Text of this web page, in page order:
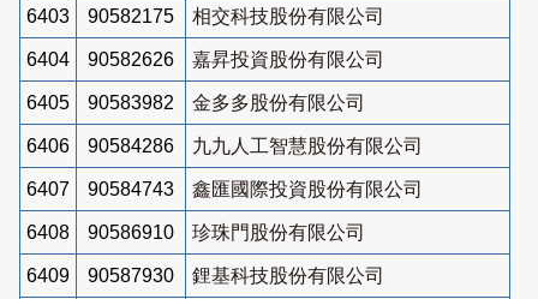
6403 90582175 相交科技股份有限公司
6404 90582626 嘉昇投資股份有限公司
6405 90583982 金多多股份有限公司
6406 90584286 九九人工智慧股份有限公司
6407 90584743 鑫匯國際投資股份有限公司
6408 90586910 珍珠門股份有限公司
6409 90587930 鋰基科技股份有限公司